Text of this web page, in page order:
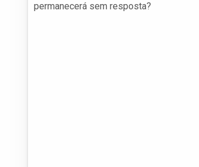
permanecerá sem resposta?